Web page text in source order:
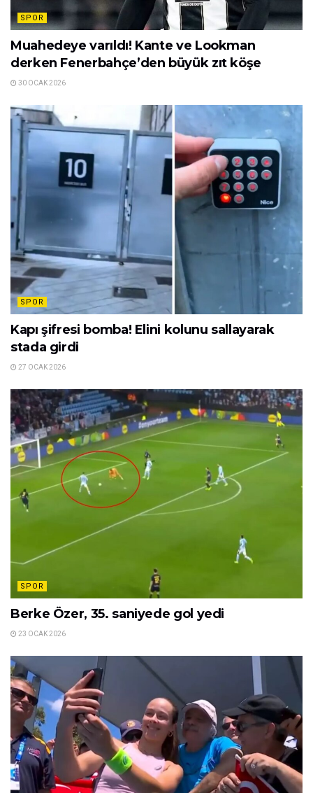
SPOR
Muahedeye varıldı! Kante ve Lookman
derken Fenerbahçe’den büyük zıt köşe
30 OCAK 2026
SPOR
Kapı şifresi bomba! Elini kolunu sallayarak
stada girdi
27 OCAK 2026
SPOR
Berke Özer, 35. saniyede gol yedi
23 OCAK 2026